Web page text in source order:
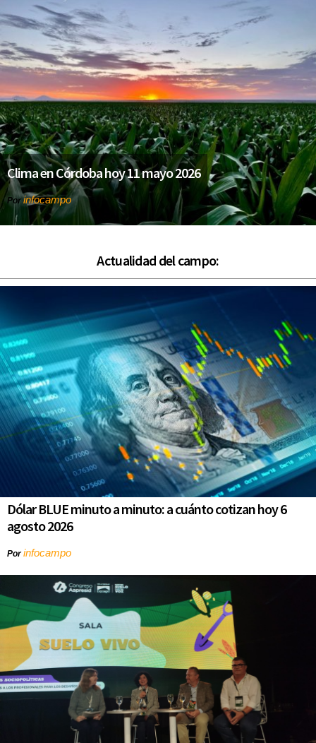
Clima en Córdoba hoy 11 mayo 2026
Por infocampo
Actualidad del campo:
Dólar BLUE minuto a minuto: a cuánto cotizan hoy 6
agosto 2026
Porinfocampo